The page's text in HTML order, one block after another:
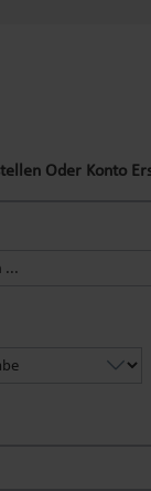
Oder Konto